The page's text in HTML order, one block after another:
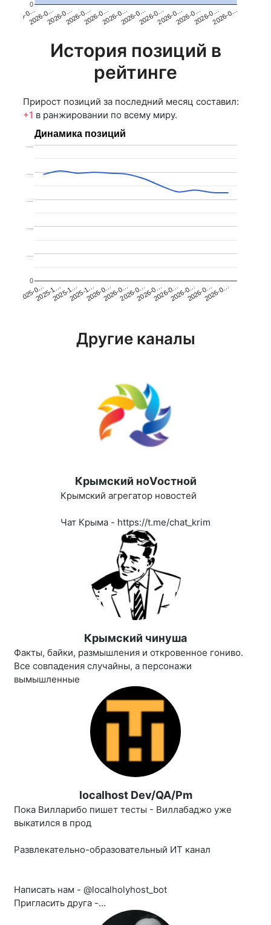
2026-0…2026-0…2026-0…2026-0…2026-0…2026-0…2026-0…2026-0…2026-0…2026-0…2026-0…2026-0…
0
История позиций в
рейтинге
Прирост позиций за последний месяц составил:
+1 в ранжировании по всему миру.
Динамика позиций
2025-0…2025-1…2025-1…2025-1…2026-0…2026-0…2026-0…2026-0…2026-0…2026-0…2026-0…2026-0…
0
…
…
Другие каналы
Крымский ноVостной
Крымский агрегатор новостей
Чат Крыма - https://t.me/chat_krim
Крымский чинуша
Факты, байки, размышления и откровенное гониво.
Все совпадения случайны, а персонажи
вымышленные
localhost Dev/QA/Pm
Пока Вилларибо пишет тесты - Виллабаджо уже
выкатился в прод
Развлекательно-образовательный ИТ канал
Написать нам - @localholyhost_bot
Пригласить друга -...